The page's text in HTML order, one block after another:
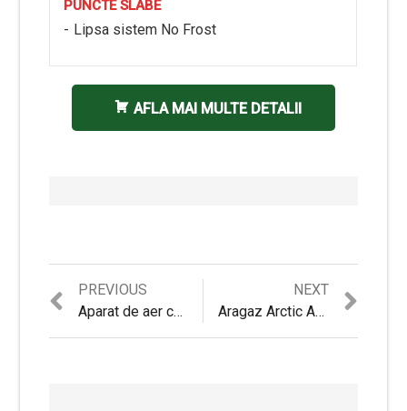
PUNCTE SLABE
Lipsa sistem No Frost
AFLA MAI MULTE DETALII
Navigare
PREVIOUS
Previous
post:
Aparat de aer conditionat Star-Light ACM-12AR – Review si Sfaturi utile
NEXT
post:
Aragaz Arctic AGDG5611DTLB – Review Complet si Detalii Utile